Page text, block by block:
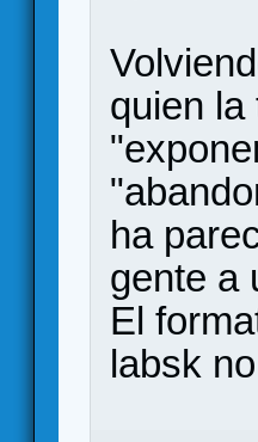
quien la
ha
gente a
El
labsk